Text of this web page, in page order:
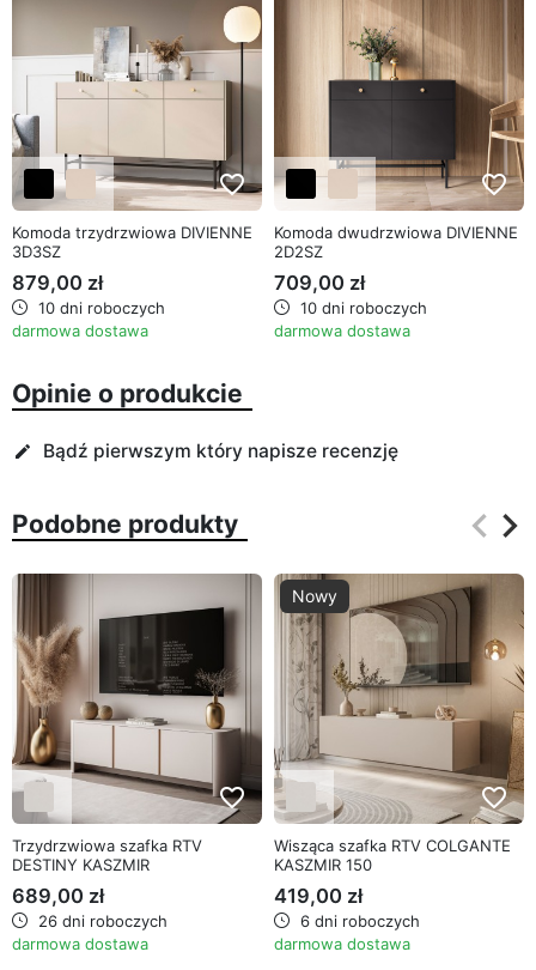
favorite_border
Komoda trzydrzwiowa DIVIENNE
3D3SZ
879,00 zł
10 dni roboczych
darmowa dostawa
favorite_border
Komoda dwudrzwiowa DIVIENNE
2D2SZ
709,00 zł
10 dni roboczych
darmowa dostawa
Opinie o produkcie
edit Bądź pierwszym który napisze recenzję
Podobne produkty keyboard_arrow_left
keyboard_arrow_right
favorite_border
Trzydrzwiowa szafka RTV
DESTINY KASZMIR
689,00 zł
26 dni roboczych
darmowa dostawa
Nowy
favorite_border
Wisząca szafka RTV COLGANTE
KASZMIR 150
419,00 zł
6 dni roboczych
darmowa dostawa